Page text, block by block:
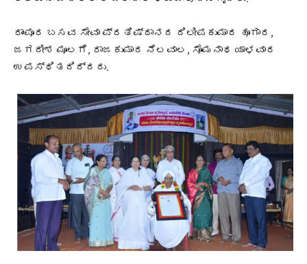
ರಾಂಪೂರ ಬಸವ ಸೇವಾ ಪ್ರತಿಷ್ಠಾನದ ದಿಲೀಪಕುಮಾರ ಹೂಗಾರ,
ಜಗದೀಶ ಮೂಲಗೆ, ರಾಜಕುಮಾರ ನೆಲವಾಲ, ಸೊಮನಾಥ ಯಾಳವಾರ
ಉಪಸ್ಥಿತರಿದ್ದರು.